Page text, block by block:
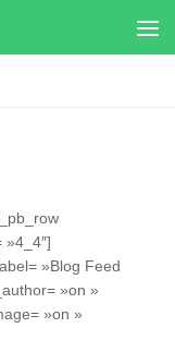
»Blog Feed
»on »
»on »